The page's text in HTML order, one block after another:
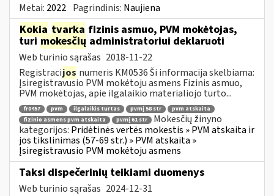
Metai: 2022 Pagrindinis: Naujiena
Kokia tvarka fizinis asmuo, PVM mokėtojas,
turimokesčių administratoriui deklaruoti
Web turinio sąrašas 2018-11-22
Registracijos numeris KM0536 Ši informacija skelbiama:
Įsiregistravusio PVM mokėtoju asmens Fizinis asmuo,
PVM mokėtojas, apie ilgalaikio materialiojo turto...
fr0457 pvm ilgalaikis turtas pvmį 58 str
pvm atskaita
fizinio asmens pvm atskaita
pvmį 61 str
Mokesčių žinyno
kategorijos: Pridėtinės vertės mokestis » PVM atskaita ir
jos tikslinimas (57-69 str.) » PVM atskaita »
Įsiregistravusio PVM mokėtoju asmens
Taksi dispečerinių teikiami duomenys
Web turinio sąrašas 2024-12-31